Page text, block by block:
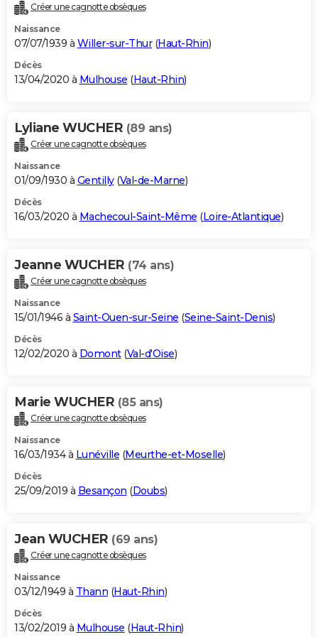
Créer une cagnotte obsèques
Naissance
07/07/1939 à Willer-sur-Thur(Haut-Rhin)
Décès
13/04/2020 à Mulhouse (Haut-Rhin)
Lyliane WUCHER (89 ans)
Créer une cagnotte obsèques
Naissance
01/09/1930 à Gentilly(Val-de-Marne)
Décès
16/03/2020 à Machecoul-Saint-Même (Loire-Atlantique)
Jeanne WUCHER (74 ans)
Créer une cagnotte obsèques
Naissance
15/01/1946 à Saint-Ouen-sur-Seine (Seine-Saint-Denis)
Décès
12/02/2020 à Domont(Val-d'Oise)
Marie WUCHER (85 ans)
Créer une cagnotte obsèques
Naissance
16/03/1934 à Lunéville (Meurthe-et-Moselle)
Décès
25/09/2019 à Besançon (Doubs)
Jean WUCHER (69 ans)
Créer une cagnotte obsèques
Naissance
03/12/1949 à Thann (Haut-Rhin)
Décès
13/02/2019 à Mulhouse (Haut-Rhin)